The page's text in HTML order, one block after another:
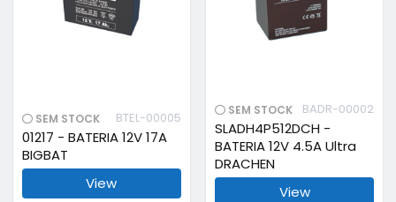
SEM STOCK BTEL-00005
01217 - BATERIA 12V 17A
BIGBAT
View
SEM STOCK BADR-00002
SLADH4P512DCH -
BATERIA 12V 4.5A Ultra
DRACHEN
View